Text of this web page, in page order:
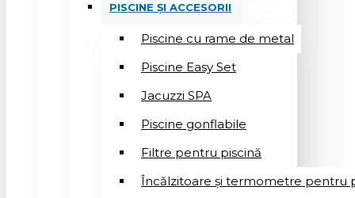
PISCINE ȘI ACCESORII
Piscine cu rame de metal
Piscine Easy Set
Jacuzzi SPA
Piscine gonflabile
Filtre pentru piscină
Încălzitoare și termometre pentru